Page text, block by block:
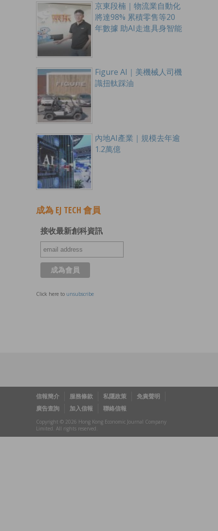
京東段楠｜物流業自動化
將達98% 累積零售等20
年數據 助AI走進具身智能
Figure AI｜美機械人司機
識扭軚踩油
內地AI產業｜規模去年逾
1.2萬億
成為 EJ TECH 會員
接收最新創科資訊
Click here to unsubscribe
信報簡介 服務條款 私隱政策
免責聲明
廣告查詢
加入信報 聯絡信報
Copyright © 2026 Hong Kong Economic Journal Company
Limited. All rights reserved.